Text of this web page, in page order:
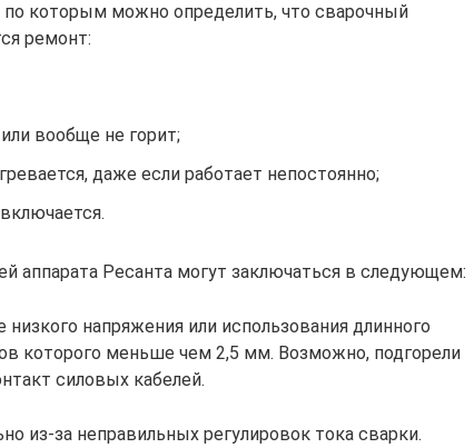
по которым можно определить, что сварочный
ремонт:
вообще не горит;
даже если работает непостоянно;
аппарата Ресанта могут заключаться в следующем:
напряжения или использования длинного
которого меньше чем 2,5 мм. Возможно, подгорели
силовых кабелей.
из-за неправильных регулировок тока сварки.